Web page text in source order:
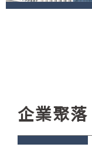
企業聚落